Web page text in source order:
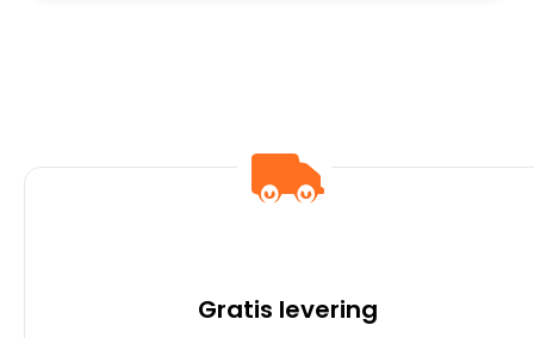
Gratis levering